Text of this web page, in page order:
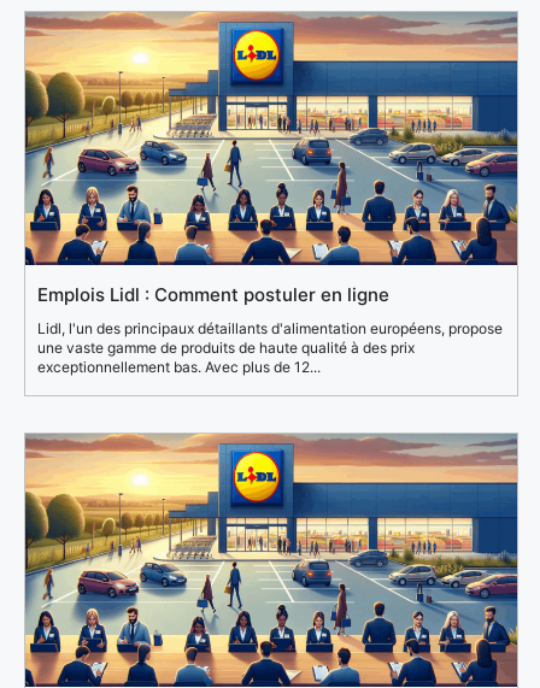
Emplois Lidl : Comment postuler en ligne
Lidl, l'un des principaux détaillants d'alimentation européens, propose
une vaste gamme de produits de haute qualité à des prix
exceptionnellement bas. Avec plus de 12...